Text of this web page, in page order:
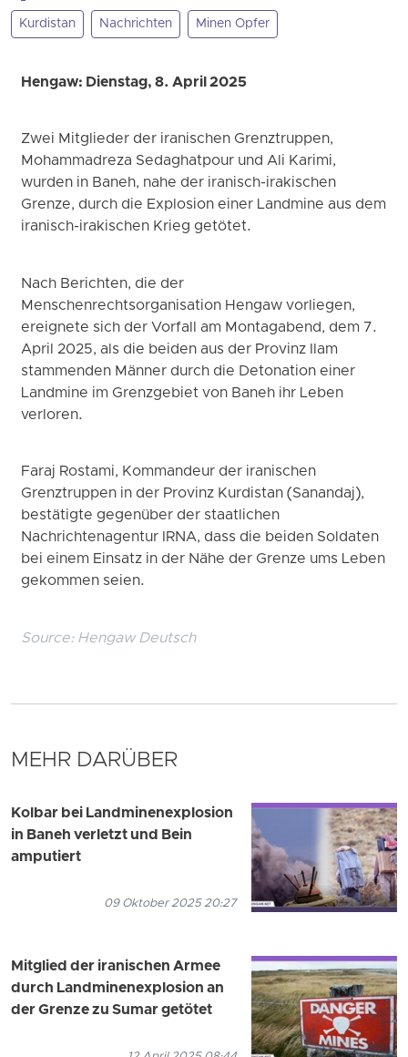
Kurdistan Nachrichten Minen Opfer
Hengaw: Dienstag, 8. April 2025
Zwei Mitglieder der iranischen Grenztruppen,
Mohammadreza Sedaghatpour und Ali Karimi,
wurden in Baneh, nahe der iranisch-irakischen
Grenze, durch die Explosion einer Landmine aus dem
iranisch-irakischen Krieg getötet.
Nach Berichten, die der
Menschenrechtsorganisation Hengaw vorliegen,
ereignete sich der Vorfall am Montagabend, dem 7.
April 2025, als die beiden aus der Provinz Ilam
stammenden Männer durch die Detonation einer
Landmine im Grenzgebiet von Baneh ihr Leben
verloren.
Faraj Rostami, Kommandeur der iranischen
Grenztruppen in der Provinz Kurdistan (Sanandaj),
bestätigte gegenüber der staatlichen
Nachrichtenagentur IRNA, dass die beiden Soldaten
bei einem Einsatz in der Nähe der Grenze ums Leben
gekommen seien.
Source: Hengaw Deutsch
MEHR DARÜBER
Kolbar bei Landminenexplosion
in Baneh verletzt und Bein
amputiert
09 Oktober 2025 20:27
Mitglied der iranischen Armee
durch Landminenexplosion an
der Grenze zu Sumar getötet